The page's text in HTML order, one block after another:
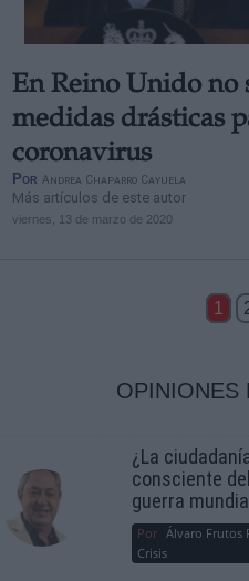
En Reino Unido no
medidas drásticas
coronavirus
Por Andrea Chaparro Cayuela
Más artículos de este autor
viernes, 13 de marzo de 2020
1
OPINIONES
¿La
consciente
guerra
Por Álvaro Frutos
Crisis